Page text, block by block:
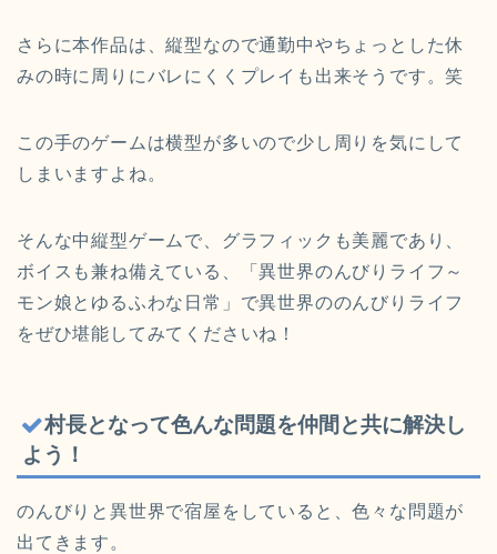
さらに本作品は、縦型なので通勤中やちょっとした休
みの時に周りにバレにくくプレイも出来そうです。笑
この手のゲームは横型が多いので少し周りを気にして
しまいますよね。
そんな中縦型ゲームで、グラフィックも美麗であり、
ボイスも兼ね備えている、「異世界のんびりライフ～
モン娘とゆるふわな日常」で異世界ののんびりライフ
をぜひ堪能してみてくださいね！
村長となって色んな問題を仲間と共に解決し
よう！
のんびりと異世界で宿屋をしていると、色々な問題が
出てきます。